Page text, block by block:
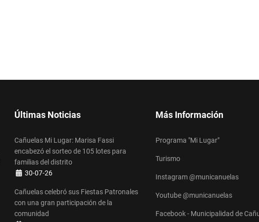
Últimas Noticias
Cañuelas Mi Lugar: Marisa Fassi
encabezó el sorteo de 105 lotes para
familias del distrito
Detalles
30-07-26
Cañuelas celebró sus Fiestas Patronales
con una gran participación de la
comunidad
Más Información
Programa "Mi Lugar"
Turismo
Instagram @municanuelas
Youtube @municanuelas
Facebook - Municipalidad de